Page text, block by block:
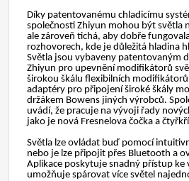
Díky patentovanému chladicímu
společnosti Zhiyun mohou být světla
ale zároveň tichá, aby dobře
rozhovorech, kde je důležitá hladina
Světla jsou vybaveny patentovaným
Zhiyun pro upevnění modifikátorů
širokou škálu flexibilních modifikátorů
adaptéry pro připojení široké škály
držákem Bowens jiných výrobců.
uvádí, že pracuje na vývoji řady
jako je nová Fresnelova čočka a
Světla lze ovládat buď pomocí
nebo je lze připojit přes Bluetooth a
Aplikace poskytuje snadný přístup ke
umožňuje spárovat více světel